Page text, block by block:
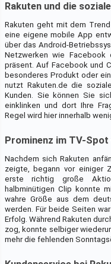
Rakuten und die
Rakuten geht mit dem
eine eigene mobile App
über das Android-
Netzwerken wie
präsent. Auf Facebook und
besonderes Produkt oder
nutzt Rakuten.de die
Kunden. Sie können Sie
einklinken und dort Ihre
Regel wird hier innerhalb
Prominenz im TV-Spot
Nachdem sich Rakuten
zeigte, begann vor einiger
erste richtig große
halbminütigen Clip konnte
wahre Größe aus dem
werden. Für beide Seiten
Erfolg. Während Rakuten
zog, konnte selbiger
mehr die fehlenden